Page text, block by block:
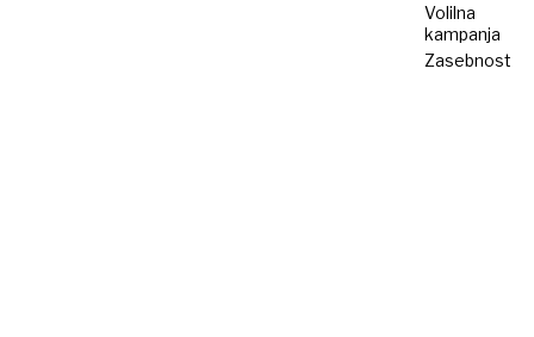
Volilna
kampanja
Zasebnost